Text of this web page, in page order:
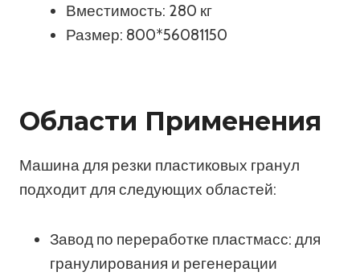
Вместимость: 280 кг
Размер: 800*56081150
Области Применения
Машина для резки пластиковых гранул
подходит для следующих областей:
Завод по переработке пластмасс: для
гранулирования и регенерации